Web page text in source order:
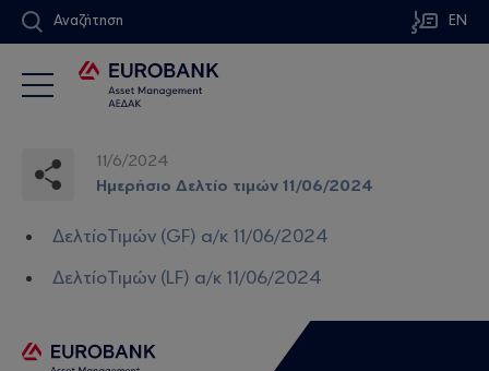
Αναζήτηση EN
11/6/2024
Ημερήσιο Δελτίο τιμών 11/06/2024
ΔελτίοΤιμών (GF) α/κ 11/06/2024
ΔελτίοΤιμών (LF) α/κ 11/06/2024